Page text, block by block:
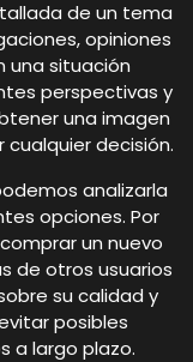
de un tema
opiniones
una situación
perspectivas y
una imagen
decisión.
analizarla
opciones. Por
un nuevo
de otros usuarios
su calidad y
posibles
a largo plazo.